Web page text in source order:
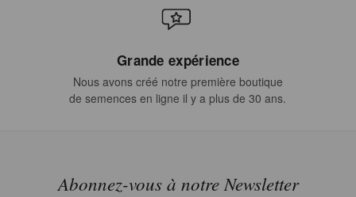
Grande expérience
Nous avons créé notre première boutique
de semences en ligne il y a plus de 30 ans.
Abonnez-vous à notre Newsletter